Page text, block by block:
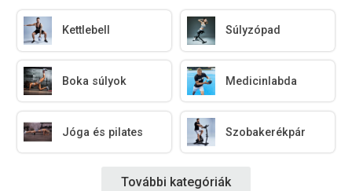
Kettlebell Súlyzópad
Boka súlyok Medicinlabda
Jóga és pilates Szobakerékpár
További kategóriák